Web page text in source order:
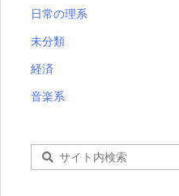
日常の理系
未分類
経済
音楽系